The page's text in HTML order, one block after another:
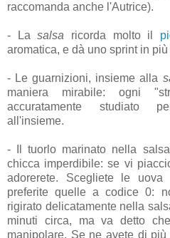
raccomanda anche l'Autrice).
- Lasalsa ricorda molto il
aromatica, e dà uno sprint in
- Le guarnizioni, insieme alla
maniera mirabile: ogni
accuratamente studiato
all'insieme.
- Il tuorlo marinato nella
chicca imperdibile: se vi
adorerete. Scegliete le
preferite quelle a codice 0:
rigirato delicatamente nella
minuti circa, ma va detto
manipolare. Se ne avete di